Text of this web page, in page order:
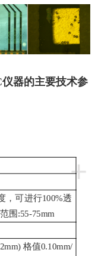
器的主要技术参
+
，可进行100%透
围:55-75mm
格值0.10mm/